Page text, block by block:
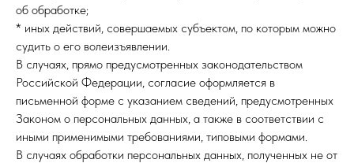
об обработке;
* иных действий, совершаемых субъектом, по которым можно
судить о его волеизъявлении.
В случаях, прямо предусмотренных законодательством
Российской Федерации, согласие оформляется в
письменной форме с указанием сведений, предусмотренных
Законом о персональных данных, а также в соответствии с
иными применимыми требованиями, типовыми формами.
В случаях обработки персональных данных, полученных не от